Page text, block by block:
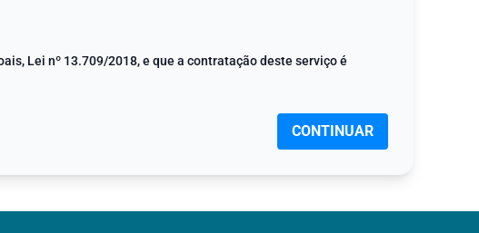
Lei nº 13.709/2018, e que a contratação deste serviço é
CONTINUAR